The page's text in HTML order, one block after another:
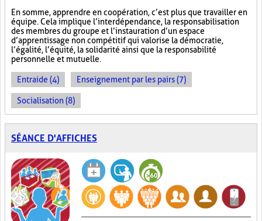
En somme, apprendre en coopération, c’est plus que travailler en
équipe. Cela implique l’interdépendance, la responsabilisation
des membres du groupe et l’instauration d’un espace
d’apprentissage non compétitif qui valorise la démocratie,
l’égalité, l’équité, la solidarité ainsi que la responsabilité
personnelle et mutuelle.
Entraide (4) Enseignement par les pairs (7)
Socialisation (8)
SÉANCE D'AFFICHES